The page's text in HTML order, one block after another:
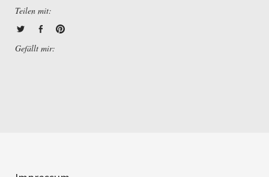
Teilen mit:
Gefällt mir: